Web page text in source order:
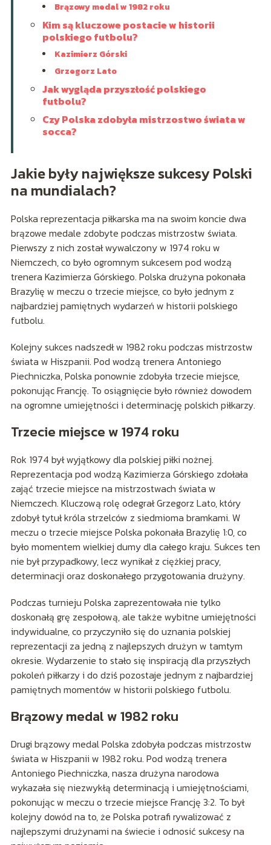
Brązowy medal w 1982 roku
Kim są kluczowe postacie w historii
polskiego futbolu?
Kazimierz Górski
Grzegorz Lato
Jak wygląda przyszłość polskiego
futbolu?
Czy Polska zdobyła mistrzostwo świata w
socca?
Jakie były największe sukcesy Polski
na mundialach?
Polska reprezentacja piłkarska ma na swoim koncie dwa
brązowe medale zdobyte podczas mistrzostw świata.
Pierwszy z nich został wywalczony w 1974 roku w
Niemczech, co było ogromnym sukcesem pod wodzą
trenera Kazimierza Górskiego. Polska drużyna pokonała
Brazylię w meczu o trzecie miejsce, co było jednym z
najbardziej pamiętnych wydarzeń w historii polskiego
futbolu.
Kolejny sukces nadszedł w 1982 roku podczas mistrzostw
świata w Hiszpanii. Pod wodzą trenera Antoniego
Piechniczka, Polska ponownie zdobyła trzecie miejsce,
pokonując Francję. To osiągnięcie było również dowodem
na ogromne umiejętności i determinację polskich piłkarzy.
Trzecie miejsce w 1974 roku
Rok 1974 był wyjątkowy dla polskiej piłki nożnej.
Reprezentacja pod wodzą Kazimierza Górskiego zdołała
zająć trzecie miejsce na mistrzostwach świata w
Niemczech. Kluczową rolę odegrał Grzegorz Lato, który
zdobył tytuł króla strzelców z siedmioma bramkami. W
meczu o trzecie miejsce Polska pokonała Brazylię 1:0, co
było momentem wielkiej dumy dla całego kraju. Sukces ten
nie był przypadkowy, lecz wynikał z ciężkiej pracy,
determinacji oraz doskonałego przygotowania drużyny.
Podczas turnieju Polska zaprezentowała nie tylko
doskonałą grę zespołową, ale także wybitne umiejętności
indywidualne, co przyczyniło się do uznania polskiej
reprezentacji za jedną z najlepszych drużyn w tamtym
okresie. Wydarzenie to stało się inspiracją dla przyszłych
pokoleń piłkarzy i do dziś pozostaje jednym z najbardziej
pamiętnych momentów w historii polskiego futbolu.
Brązowy medal w 1982 roku
Drugi brązowy medal Polska zdobyła podczas mistrzostw
świata w Hiszpanii w 1982 roku. Pod wodzą trenera
Antoniego Piechniczka, nasza drużyna narodowa
wykazała się niezwykłą determinacją i umiejętnościami,
pokonując w meczu o trzecie miejsce Francję 3:2. To był
kolejny dowód na to, że Polska potrafi rywalizować z
najlepszymi drużynami na świecie i odnosić sukcesy na